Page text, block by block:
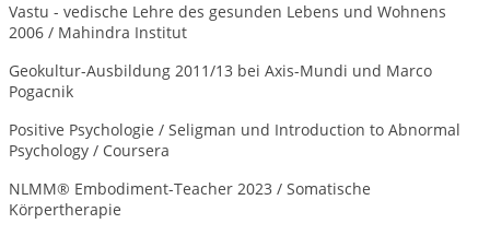
Vastu - vedische Lehre des gesunden Lebens und Wohnens
2006 / Mahindra Institut
Geokultur-Ausbildung 2011/13 bei Axis-Mundi und Marco
Pogacnik
Positive Psychologie / Seligman und Introduction to Abnormal
Psychology / Coursera
NLMM® Embodiment-Teacher 2023 / Somatische
Körpertherapie